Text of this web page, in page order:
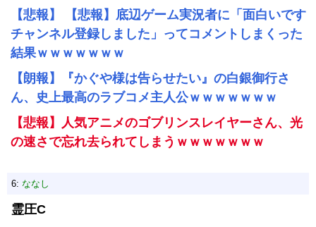
【悲報】 【悲報】底辺ゲーム実況者に「面白いです
チャンネル登録しました」ってコメントしまくった
結果ｗｗｗｗｗｗｗ
【朗報】『かぐや様は告らせたい』の白銀御行さ
ん、史上最高のラブコメ主人公ｗｗｗｗｗｗｗ
【悲報】人気アニメのゴブリンスレイヤーさん、光
の速さで忘れ去られてしまうｗｗｗｗｗｗｗ
6: ななし
霊圧C